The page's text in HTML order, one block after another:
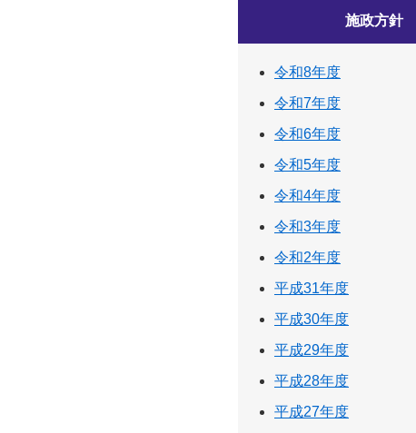
施政方針
令和8年度
令和7年度
令和6年度
令和5年度
令和4年度
令和3年度
令和2年度
平成31年度
平成30年度
平成29年度
平成28年度
平成27年度